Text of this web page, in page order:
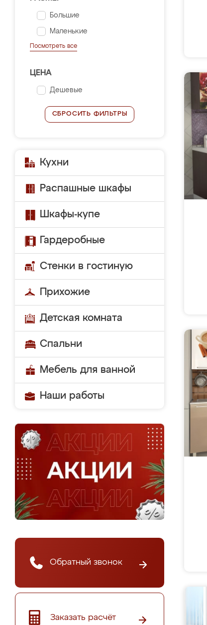
Большие
Маленькие
Посмотреть все
ЦЕНА
Дешевые
СБРОСИТЬ ФИЛЬТРЫ
Кухни
Распашные шкафы
Шкафы-купе
Гардеробные
Стенки в гостиную
Прихожие
Детская комната
Спальни
Мебель для ванной
Наши работы
Обратный звонок
Заказать расчёт